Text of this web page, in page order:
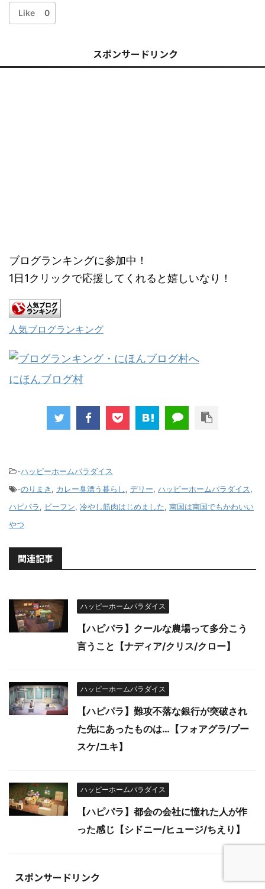
Like 0
スポンサードリンク
ブログランキングに参加中！
1日1クリックで応援してくれると嬉しいなり！
人気ブログランキング
にほんブログ村
-ハッピーホームパラダイス
-のりまき , カレー臭漂う暮らし, デリー, ハッピーホームパラダイス,
ハピパラ, ビーフン, 冷やし筋肉はじめました, 南国は南国でもかわいい
やつ
関連記事
ハッピーホームパラダイス
【ハピパラ】クールな農場って多分こう
言うこと【ナディア/クリス/クロー】
ハッピーホームパラダイス
【ハピパラ】難攻不落な銀行が突破され
た先にあったものは…【フォアグラ/プー
スケ/ユキ】
ハッピーホームパラダイス
【ハピパラ】都会の会社に憧れた人が作
った感じ【シドニー/ヒュージ/ちえり】
スポンサードリンク